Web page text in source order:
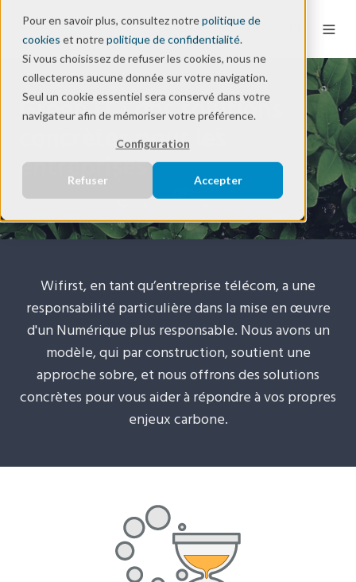
Pour en savoir plus, consultez notrepolitique de
cookies et notrepolitique de confidentialité.
Si vous choisissez de refuser les cookies, nous ne
collecterons aucune donnée sur votre navigation.
Seul un cookie essentiel sera conservé dans votre
navigateur afin de mémoriser votre préférence.
Configuration
Refuser Accepter
FR
Green IT : des solutions
concrètes pour les
entreprises
Wifirst, en tant qu’entreprise télécom, a une
responsabilité particulière dans la mise en œuvre
d'un Numérique plus responsable. Nous avons un
modèle, qui par construction, soutient une
approche sobre, et nous offrons des solutions
concrètes pour vous aider à répondre à vos propres
enjeux carbone.